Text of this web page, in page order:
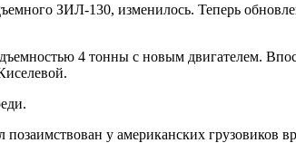
ЗИЛ-130, изменилось. Теперь
4 тонны с новым двигателем.
у американских грузовиков